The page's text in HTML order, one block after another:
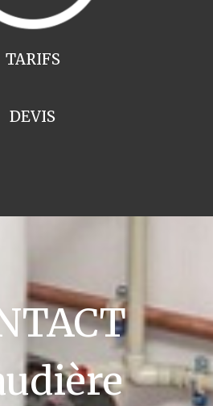
TARIFS
DEVIS